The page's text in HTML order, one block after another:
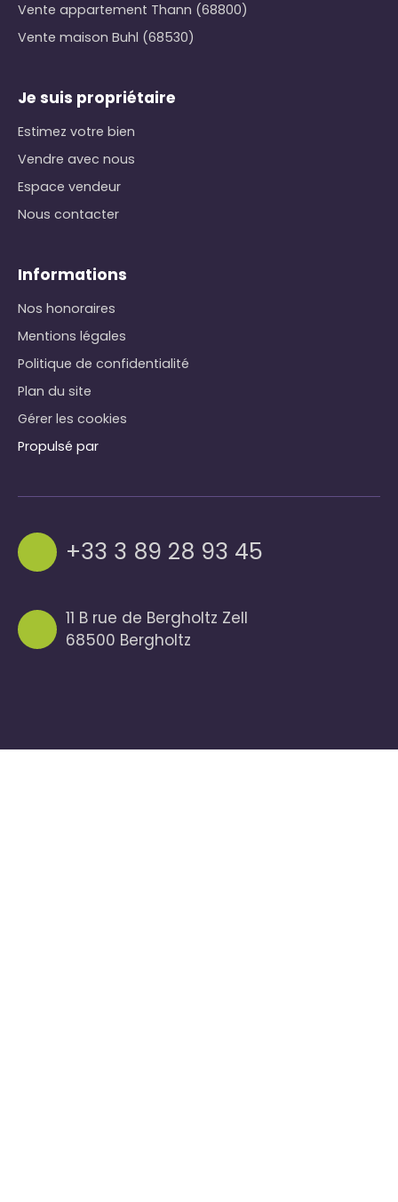
Vente appartement Thann (68800)
Vente maison Buhl (68530)
Je suis propriétaire
Estimez votre bien
Vendre avec nous
Espace vendeur
Nous contacter
Informations
Nos honoraires
Mentions légales
Politique de confidentialité
Plan du site
Gérer les cookies
Propulsé par
+33 3 89 28 93 45
11 B rue de Bergholtz Zell
68500 Bergholtz